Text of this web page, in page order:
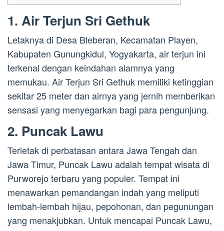
1. Air Terjun Sri Gethuk
Letaknya di Desa Bleberan, Kecamatan Playen,
Kabupaten Gunungkidul, Yogyakarta, air terjun ini
terkenal dengan keindahan alamnya yang
memukau. Air Terjun Sri Gethuk memiliki ketinggian
sekitar 25 meter dan airnya yang jernih memberikan
sensasi yang menyegarkan bagi para pengunjung.
2. Puncak Lawu
Terletak di perbatasan antara Jawa Tengah dan
Jawa Timur, Puncak Lawu adalah tempat wisata di
Purworejo terbaru yang populer. Tempat ini
menawarkan pemandangan indah yang meliputi
lembah-lembah hijau, pepohonan, dan pegunungan
yang menakjubkan. Untuk mencapai Puncak Lawu,